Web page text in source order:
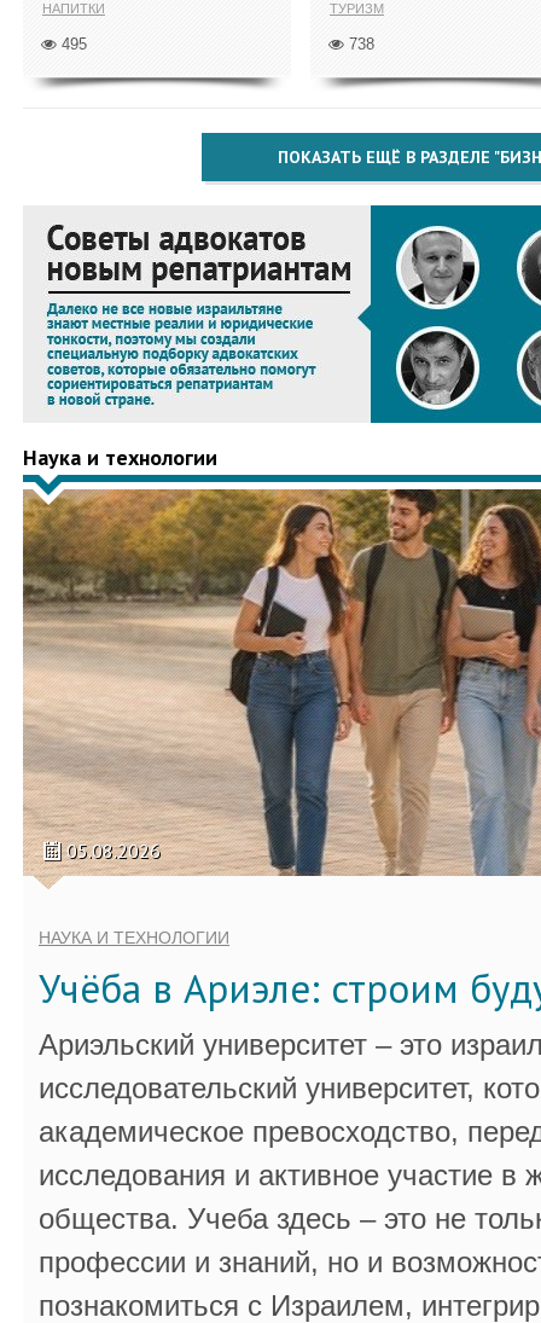
НАПИТКИ
495
ТУРИЗМ
738
ПОКАЗАТЬ ЕЩЁ В РАЗДЕЛЕ
Наука и технологии
05.08.2026
НАУКА И ТЕХНОЛОГИИ
Учёба в Ариэле: строим
Ариэльский университет – это
исследовательский университет,
академическое превосходство,
исследования и активное участие в
общества. Учеба здесь – это не
профессии и знаний, но и
познакомиться с Израилем,